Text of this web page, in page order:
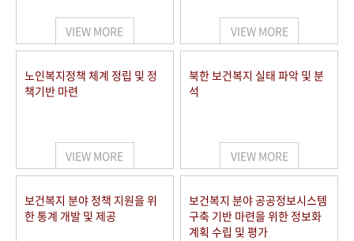
VIEW MORE VIEW MORE
노인복지정책 체계 정립 및 정
책기반 마련
VIEW MORE
북한 보건복지 실태 파악 및 분
석
VIEW MORE
보건복지 분야 정책 지원을 위
한 통계 개발 및 제공
보건복지 분야 공공정보시스템
구축 기반 마련을 위한 정보화
계획 수립 및 평가